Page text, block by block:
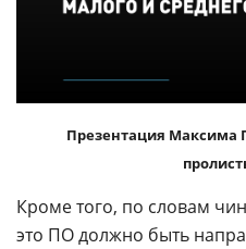
Презентация Максима
Кроме того, по словам
это ПО должно быть